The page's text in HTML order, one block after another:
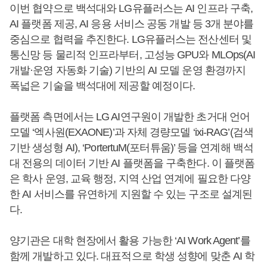
이번 협약으로 백석대와 LG유플러스는 AI 인프라 구축,
AI 플랫폼 제공, AI 응용 서비스 공동 개발 등 3개 분야를
중심으로 협력을 추진한다. LG유플러스는 전산센터 및
통신망 등 물리적 인프라부터, 고성능 GPU와 MLOps(AI
개발·운영 자동화 기술) 기반의 AI 모델 운영 환경까지
폭넓은 기술을 백석대에 제공할 예정이다.
플랫폼 측면에서는 LG AI연구원이 개발한 초거대 언어
모델 ‘엑사원(EXAONE)’과 자체 경량모델 ‘ixi-RAG’(검색
기반 생성형 AI), ‘PortertuM(포터튜움)’ 등을 연계해 백석
대 전용의 데이터 기반 AI 플랫폼을 구축한다. 이 플랫폼
은 학사 운영, 교육 행정, 지역 산업 연계에 필요한 다양
한 AI 서비스를 유연하게 지원할 수 있는 구조로 설계된
다.
양기관은 대학 현장에서 활용 가능한 ‘AI Work Agent’를
함께 개발하고 있다. 대표적으로 학생 성향에 맞춘 AI 학